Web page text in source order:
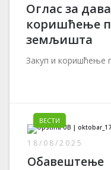
Оглас за
коришћење
земљишта
Закуп и коришћење
ВЕСТИ
18/08/2025
Обавештење